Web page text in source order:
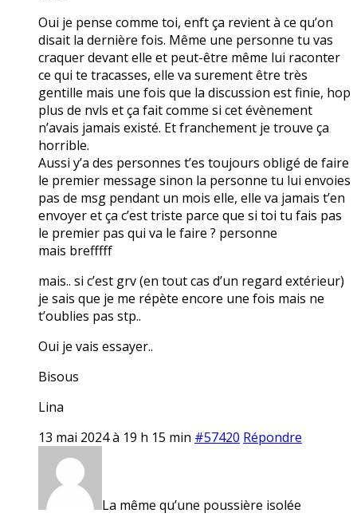
Oui je pense comme toi, enft ça revient à ce qu’on
disait la dernière fois. Même une personne tu vas
craquer devant elle et peut-être même lui raconter
ce qui te tracasses, elle va surement être très
gentille mais une fois que la discussion est finie, hop
plus de nvls et ça fait comme si cet évènement
n’avais jamais existé. Et franchement je trouve ça
horrible.
Aussi y’a des personnes t’es toujours obligé de faire
le premier message sinon la personne tu lui envoies
pas de msg pendant un mois elle, elle va jamais t’en
envoyer et ça c’est triste parce que si toi tu fais pas
le premier pas qui va le faire ? personne
mais brefffff
mais.. si c’est grv (en tout cas d’un regard extérieur)
je sais que je me répète encore une fois mais ne
t’oublies pas stp..
Oui je vais essayer..
Bisous
Lina
13 mai 2024 à 19 h 15 min #57420 Répondre
La même qu’une poussière isolée